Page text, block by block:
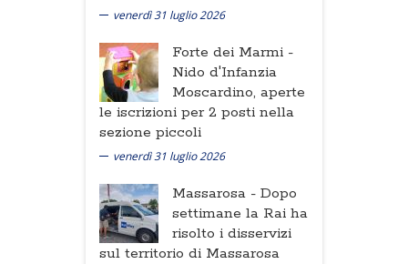
venerdì 31 luglio 2026
Forte dei Marmi -
Nido d'Infanzia
Moscardino, aperte
le iscrizioni per 2 posti nella
sezione piccoli
venerdì 31 luglio 2026
Massarosa - Dopo
settimane la Rai ha
risolto i disservizi
sul territorio di Massarosa